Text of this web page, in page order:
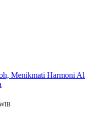
Menikmati Harmoni